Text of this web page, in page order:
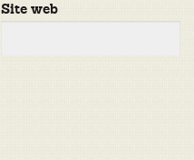
Site web